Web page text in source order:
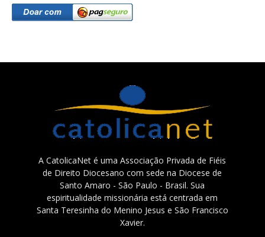
A CatolicaNet é uma Associação Privada de Fiéis
de Direito Diocesano com sede na Diocese de
Santo Amaro - São Paulo - Brasil. Sua
espiritualidade missionária está centrada em
Santa Teresinha do Menino Jesus e São Francisco
Xavier.